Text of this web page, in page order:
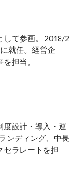
して参画。 2018/2
就任。経営企
担当。
度設計・導入・運
ンディング、中長
セラレートを担